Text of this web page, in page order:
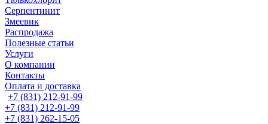
Серпентинит
Змеевик
Распродажа
Полезные статьи
Услуги
О компании
Контакты
Оплата и доставка
+7 (831) 212-91-99
+7 (831) 212-91-99
+7 (831) 262-15-05